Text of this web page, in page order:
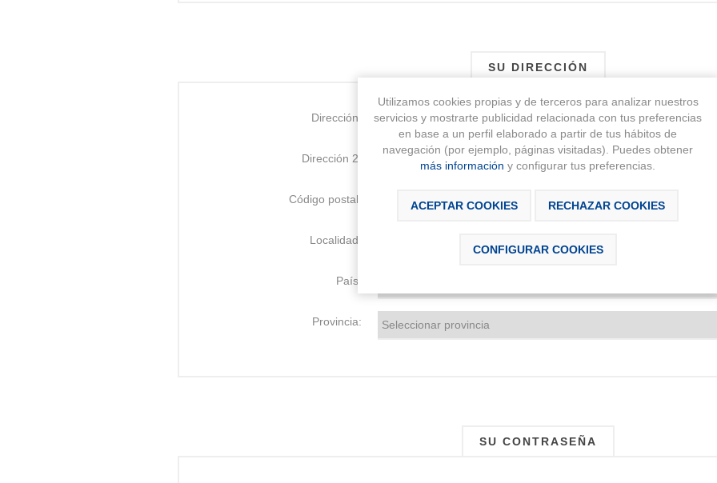
SU DIRECCIÓN
Dirección:
Dirección 2:
Código postal:
Localidad:
País:
Provincia:
SU CONTRASEÑA
Utilizamos cookies propias y de terceros para analizar nuestros
servicios y mostrarte publicidad relacionada con tus preferencias
en base a un perfil elaborado a partir de tus hábitos de
navegación (por ejemplo, páginas visitadas). Puedes obtener
más información y configurar tus preferencias.
ACEPTAR COOKIES RECHAZAR COOKIES
CONFIGURAR COOKIES